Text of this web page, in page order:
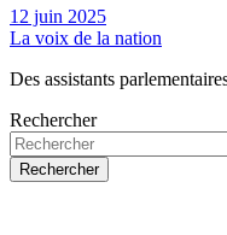
12 juin 2025
La voix de la nation
Des assistants
Rechercher
Rechercher